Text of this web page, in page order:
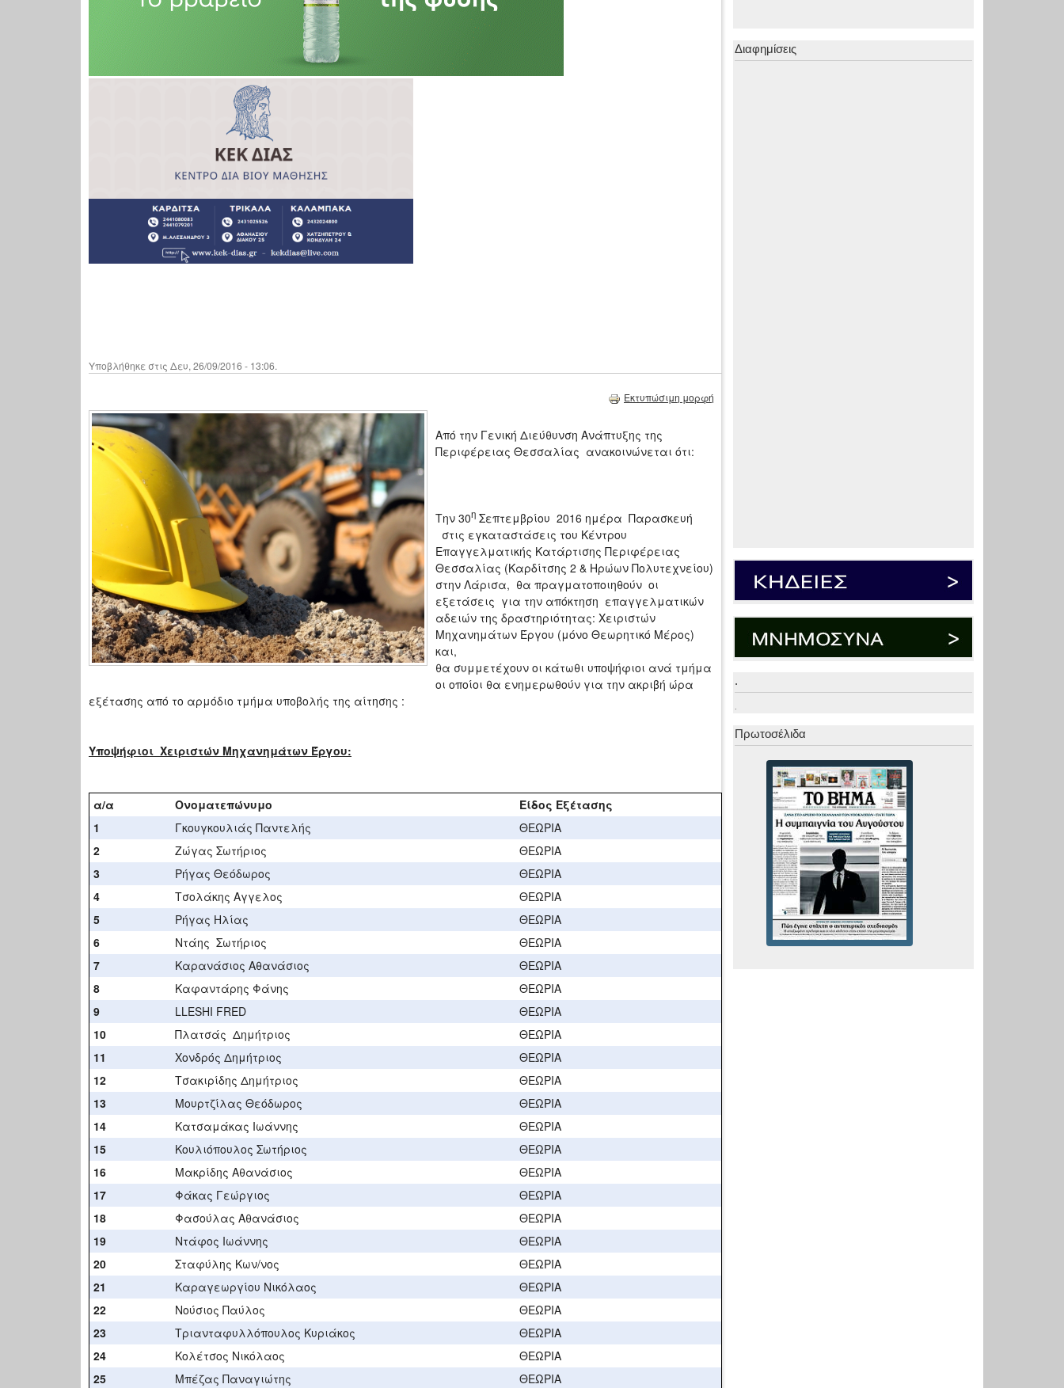
Υποβλήθηκε στις Δευ, 26/09/2016 - 13:06.
Εκτυπώσιμη μορφή
Από την Γενική Διεύθυνση Ανάπτυξης της
Περιφέρειας Θεσσαλίας ανακοινώνεται ότι:
Την 30η Σεπτεμβρίου 2016 ημέρα Παρασκευή
στις εγκαταστάσεις του Κέντρου
Επαγγελματικής Κατάρτισης Περιφέρειας
Θεσσαλίας (Καρδίτσης 2 & Ηρώων Πολυτεχνείου)
στην Λάρισα, θα πραγματοποιηθούν οι
εξετάσεις για την απόκτηση επαγγελματικών
αδειών της δραστηριότητας: Χειριστών
Μηχανημάτων Έργου (μόνο Θεωρητικό Μέρος)
και,
θα συμμετέχουν οι κάτωθι υποψήφιοι ανά τμήμα
οι οποίοι θα ενημερωθούν για την ακριβή ώρα
εξέτασης από το αρμόδιο τμήμα υποβολής της αίτησης :
Υποψήφιοι Χειριστών Μηχανημάτων Έργου:
α/α Ονοματεπώνυμο
Είδος Εξέτασης
1
Γκουγκουλιάς Παντελής
ΘΕΩΡΙΑ
2
Ζώγας Σωτήριος
ΘΕΩΡΙΑ
3
Ρήγας Θεόδωρος
ΘΕΩΡΙΑ
4
Τσολάκης Αγγελος
ΘΕΩΡΙΑ
5
Ρήγας Ηλίας
ΘΕΩΡΙΑ
6
Ντάης Σωτήριος
ΘΕΩΡΙΑ
7
Καρανάσιος Αθανάσιος
ΘΕΩΡΙΑ
8
Καφαντάρης Φάνης
ΘΕΩΡΙΑ
9
LLESHI FRED
ΘΕΩΡΙΑ
10
Πλατσάς Δημήτριος
ΘΕΩΡΙΑ
11
Χονδρός Δημήτριος
ΘΕΩΡΙΑ
12
Τσακιρίδης Δημήτριος
ΘΕΩΡΙΑ
13
Μουρτζίλας Θεόδωρος
ΘΕΩΡΙΑ
14
Κατσαμάκας Ιωάννης
ΘΕΩΡΙΑ
15
Κουλιόπουλος Σωτήριος
ΘΕΩΡΙΑ
16
Μακρίδης Αθανάσιος
ΘΕΩΡΙΑ
17
Φάκας Γεώργιος
ΘΕΩΡΙΑ
18
Φασούλας Αθανάσιος
ΘΕΩΡΙΑ
19
Ντάφος Ιωάννης
ΘΕΩΡΙΑ
20
Σταφύλης Κων/νος
ΘΕΩΡΙΑ
21
Καραγεωργίου Νικόλαος
ΘΕΩΡΙΑ
22
Νούσιος Παύλος
ΘΕΩΡΙΑ
23
Τριανταφυλλόπουλος Κυριάκος
ΘΕΩΡΙΑ
24
Κολέτσος Νικόλαος
ΘΕΩΡΙΑ
25
Μπέζας Παναγιώτης
ΘΕΩΡΙΑ
Διαφημίσεις
.
.
Πρωτοσέλιδα